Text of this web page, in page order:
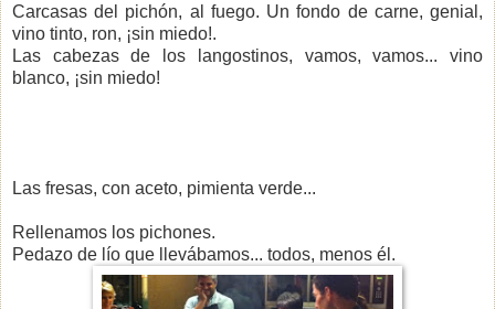
Carcasas del pichón, al fuego. Un fondo de carne, genial,
vino tinto, ron, ¡sin miedo!.
Las cabezas de los langostinos, vamos, vamos... vino
blanco, ¡sin miedo!
Las fresas, con aceto, pimienta verde...
Rellenamos los pichones.
Pedazo de lío que llevábamos... todos, menos él.